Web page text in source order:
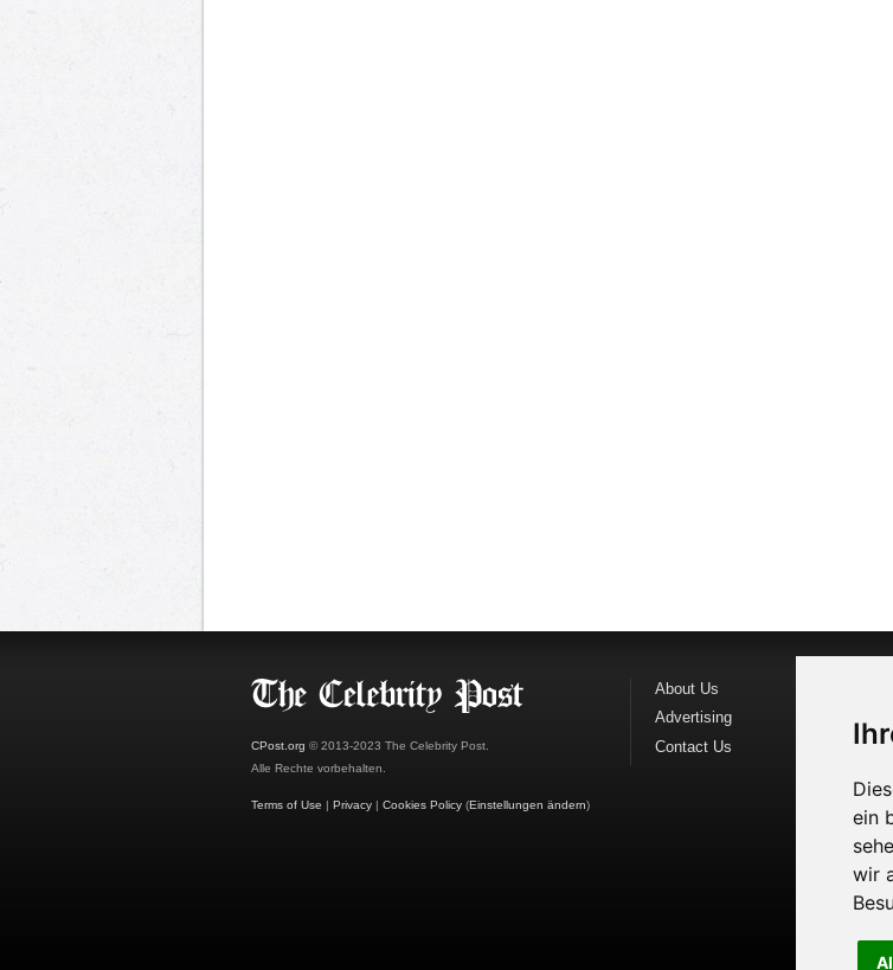
ein
wir
CPost.org © 2013-2023 The Celebrity Post.
Alle Rechte vorbehalten.
Terms of Use | Privacy | Cookies Policy (Einstellungen ändern)
About Us
Advertising
Contact Us